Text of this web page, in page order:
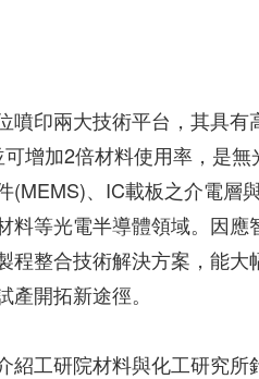
噴印兩大技術平台，其具
增加2倍材料使用率，是
(MEMS)、IC載板之介電層
料等光電半導體領域。因
程整合技術解決方案，能
開拓新途徑。
紹工研院材料與化工研究